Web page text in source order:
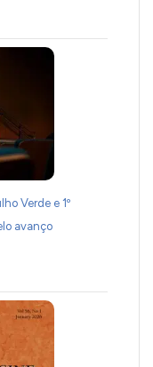
Verde e 1º
avanço